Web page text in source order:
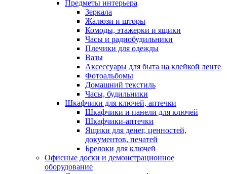
Предметы интерьера
Зеркала
Жалюзи и шторы
Комоды, этажерки и ящики
Часы и радиобудильники
Плечики для одежды
Вазы
Аксессуары для быта на клейкой ленте
Фотоальбомы
Домашний текстиль
Часы, будильники
Шкафчики для ключей, аптечки
Шкафчики и панели для ключей
Шкафчики-аптечки
Ящики для денег, ценностей,
документов, печатей
Брелоки для ключей
Офисные доски и демонстрационное
оборудование